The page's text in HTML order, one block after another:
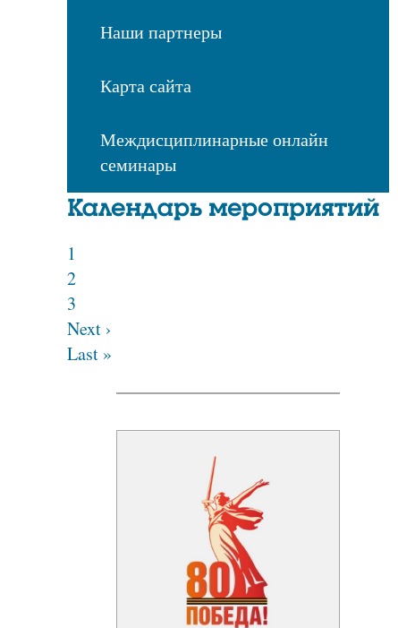
Наши партнеры
Карта сайта
Междисциплинарные онлайн
семинары
Календарь мероприятий
1
2
3
Next ›
Last »